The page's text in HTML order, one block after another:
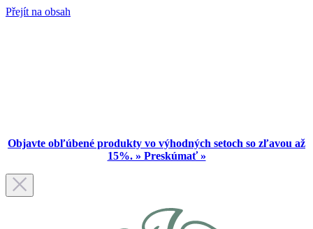
Přejít na obsah
Objavte obľúbené produkty vo výhodných setoch so zľavou až
15%. » Preskúmať »